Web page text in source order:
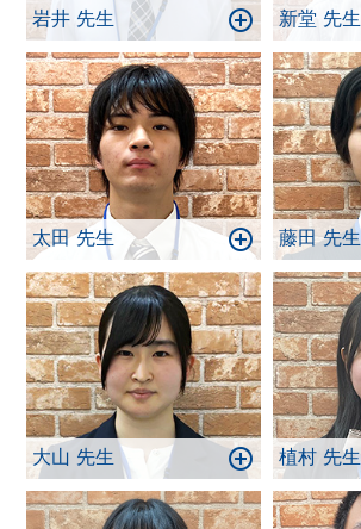
岩井 先生 新堂 先生
太田 先生 藤田 先生
大山 先生 植村 先生